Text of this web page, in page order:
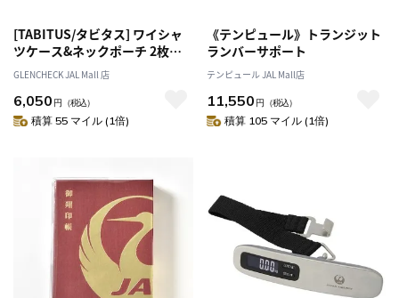
[TABITUS/タビタス] ワイシャ
ツケース&ネックポーチ 2枚用
ネイビー[オススメ対象]
GLENCHECK JAL Mall 店
6,050 円 （税込）
積算 55 マイル (1倍)
《テンピュール》トランジット
ランバーサポート
テンピュール JAL Mall店
11,550 円 （税込）
積算 105 マイル (1倍)